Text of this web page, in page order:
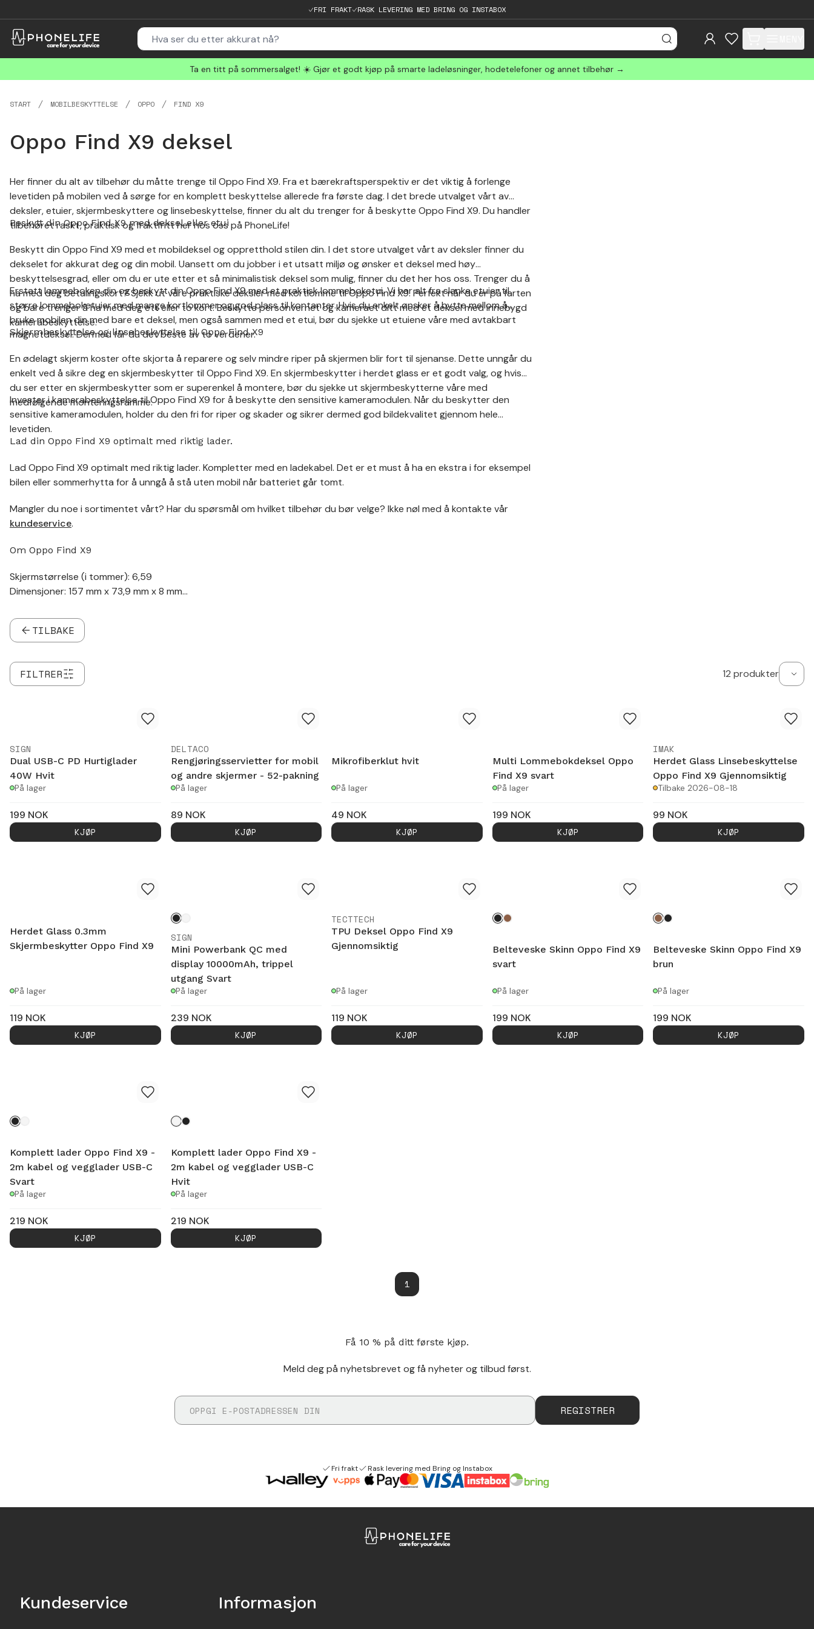
FRI FRAKT RASK LEVERING MED BRING OG INSTABOX
items in cart, view
Ta en titt på sommersalget! ☀️ Gjør et godt kjøp på smarte ladeløsninger, hodetelefoner og annet tilbehør →
START MOBILBESKYTTELSE OPPO FIND X9
Oppo Find X9 deksel
Her finner du alt av tilbehør du måtte trenge til Oppo Find X9. Fra et bærekraftsperspektiv er det viktig å forlenge
levetiden på mobilen ved å sørge for en komplett beskyttelse allerede fra første dag. I det brede utvalget vårt av
deksler, etuier, skjermbeskyttere og linsebeskyttelse, finner du alt du trenger for å beskytte Oppo Find X9. Du handler
tilbehøret raskt, praktisk og fraktfritt her hos oss på PhoneLife!
Beskytt din Oppo Find X9 med deksel eller etui
Beskytt din Oppo Find X9 med et mobildeksel og oppretthold stilen din. I det store utvalget vårt av deksler finner du
dekselet for akkurat deg og din mobil. Uansett om du jobber i et utsatt miljø og ønsker et deksel med høy
beskyttelsesgrad, eller om du er ute etter et så minimalistisk deksel som mulig, finner du det her hos oss. Trenger du å
ha med deg betalingskort? Sjekk ut våre praktiske deksler med kortlomme til Oppo Find X9. Perfekt når du er på farten
og bare trenger å ha med deg ett eller to kort. Beskytte personvernet og kameraet ditt med et deksel med innebygd
kamerabeskyttelse.
Erstatt lommeboken din og beskytt din Oppo Find X9 med et praktisk lommeboketui. Vi har alt fra slanke etuier til
større lommeboketuier med mange kortlommer og god plass til kontanter. Hvis du enkelt ønsker å bytte mellom å
bruke mobilen din med bare et deksel, men også sammen med et etui, bør du sjekke ut etuiene våre med avtakbart
magnetdeksel. Dermed får du det beste av to verdener.
Skjermbeskyttelse og linsebeskyttelse til Oppo Find X9
En ødelagt skjerm koster ofte skjorta å reparere og selv mindre riper på skjermen blir fort til sjenanse. Dette unngår du
enkelt ved å sikre deg en skjermbeskytter til Oppo Find X9. En skjermbeskytter i herdet glass er et godt valg, og hvis
du ser etter en skjermbeskytter som er superenkel å montere, bør du sjekke ut skjermbeskytterne våre med
medfølgende monteringsramme.
Invester i kamerabeskyttelse til Oppo Find X9 for å beskytte den sensitive kameramodulen. Når du beskytter den
sensitive kameramodulen, holder du den fri for riper og skader og sikrer dermed god bildekvalitet gjennom hele
levetiden.
Lad din Oppo Find X9 optimalt med riktig lader.
Lad Oppo Find X9 optimalt med riktig lader. Kompletter med en ladekabel. Det er et must å ha en ekstra i for eksempel
bilen eller sommerhytta for å unngå å stå uten mobil når batteriet går tomt.
Mangler du noe i sortimentet vårt? Har du spørsmål om hvilket tilbehør du bør velge? Ikke nøl med å kontakte vår
kundeservice.
Om Oppo Find X9
Skjermstørrelse (i tommer): 6,59
Dimensjoner: 157 mm x 73,9 mm x 8 mm
Trådløs lading: Ja
Hodetelefonkontakt: Nei
TILBAKE
FILTRER 12 produkter
SIGN
Dual USB-C PD Hurtiglader
40W Hvit
På lager
199 NOK
KJØP
DELTACO
Rengjøringsservietter for mobil
og andre skjermer - 52-pakning
På lager
89 NOK
KJØP
Mikrofiberklut hvit
På lager
49 NOK
KJØP
Multi Lommebokdeksel Oppo
Find X9 svart
På lager
199 NOK
KJØP
IMAK
Herdet Glass Linsebeskyttelse
Oppo Find X9 Gjennomsiktig
Tilbake 2026-08-18
99 NOK
KJØP
Herdet Glass 0.3mm
Skjermbeskytter Oppo Find X9
På lager
119 NOK
KJØP
SIGN
Mini Powerbank QC med
display 10000mAh, trippel
utgang Svart
På lager
239 NOK
KJØP
TECTTECH
TPU Deksel Oppo Find X9
Gjennomsiktig
På lager
119 NOK
KJØP
Belteveske Skinn Oppo Find X9
svart
På lager
199 NOK
KJØP
Belteveske Skinn Oppo Find X9
brun
På lager
199 NOK
KJØP
Komplett lader Oppo Find X9 -
2m kabel og vegglader USB-C
Svart
På lager
219 NOK
KJØP
Komplett lader Oppo Find X9 -
2m kabel og vegglader USB-C
Hvit
På lager
219 NOK
KJØP
1
Få 10 % på ditt første kjøp.
Meld deg på nyhetsbrevet og få nyheter og tilbud først.
REGISTRER
Fri frakt Rask levering med Bring og Instabox
Kundeservice Informasjon